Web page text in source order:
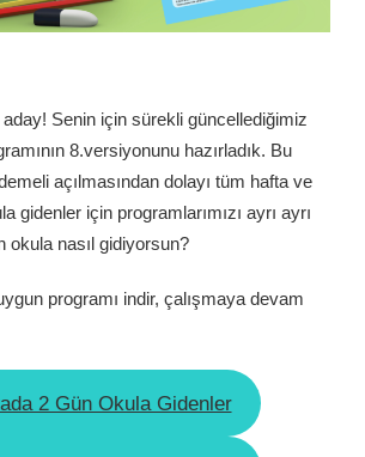
aday! Senin için sürekli güncellediğimiz
8.versiyonunu hazırladık. Bu
açılmasından dolayı tüm hafta ve
gidenler için programlarımızı ayrı ayrı
okula nasıl gidiyorsun?
programı indir, çalışmaya devam
2 Gün Okula Gidenler